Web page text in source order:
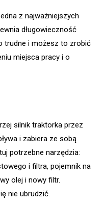
z najważniejszych
długowieczność
trudne i możesz to zrobić
miejsca pracy i o
silnik traktorka przez
i zabiera ze sobą
potrzebne narzędzia:
i filtra, pojemnik na
olej i nowy filtr.
nie ubrudzić.